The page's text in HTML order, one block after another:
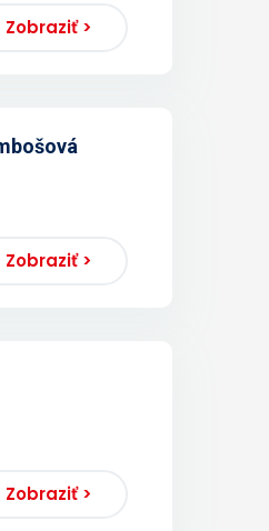
Zobraziť >
Zobraziť >
Zobraziť >